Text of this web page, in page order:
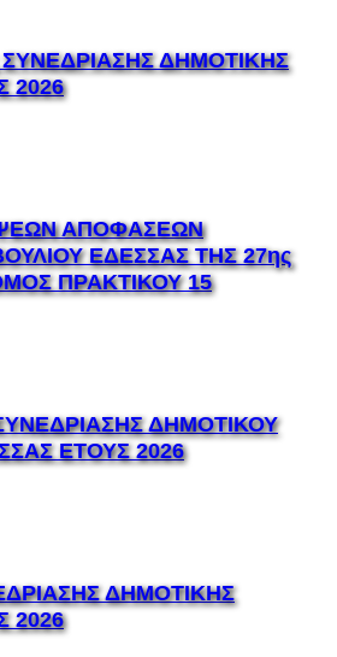
ΔΗΜΟΤΙΚΗΣ
2026
ΑΠΟΦΑΣΕΩΝ
ΕΔΕΣΣΑΣ ΤΗΣ 27ης
ΠΡΑΚΤΙΚΟΥ 15
ΔΗΜΟΤΙΚΟΥ
ΕΤΟΥΣ 2026
ΔΗΜΟΤΙΚΗΣ
2026